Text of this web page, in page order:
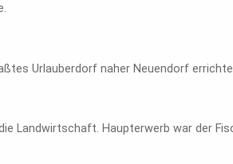
Urlauberdorf naher Neuendorf
Landwirtschaft. Haupterwerb war der